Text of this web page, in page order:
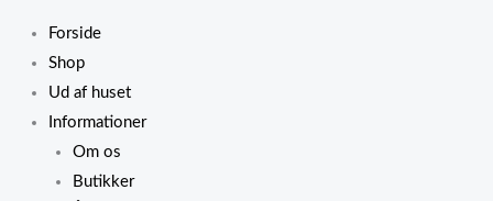
Forside
Shop
Ud af huset
Informationer
Om os
Butikker